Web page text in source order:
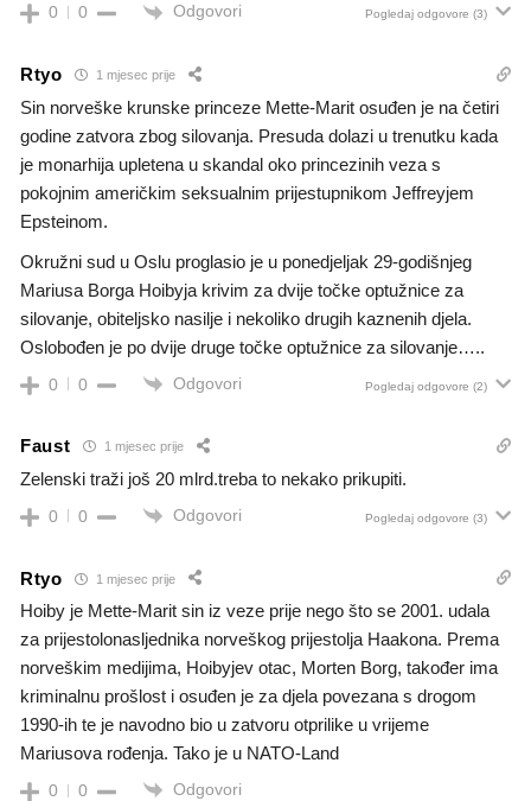
0 0 Odgovori Pogledaj odgovore (3)
Rtyo 1 mjesec prije
Sin norveške krunske princeze Mette-Marit osuđen je na četiri
godine zatvora zbog silovanja. Presuda dolazi u trenutku kada
je monarhija upletena u skandal oko princezinih veza s
pokojnim američkim seksualnim prijestupnikom Jeffreyjem
Epsteinom.
Okružni sud u Oslu proglasio je u ponedjeljak 29-godišnjeg
Mariusa Borga Hoibyja krivim za dvije točke optužnice za
silovanje, obiteljsko nasilje i nekoliko drugih kaznenih djela.
Oslobođen je po dvije druge točke optužnice za silovanje…..
0 0 Odgovori Pogledaj odgovore (2)
Faust 1 mjesec prije
Zelenski traži još 20 mlrd.treba to nekako prikupiti.
0 0 Odgovori Pogledaj odgovore (3)
Rtyo 1 mjesec prije
Hoiby je Mette-Marit sin iz veze prije nego što se 2001. udala
za prijestolonasljednika norveškog prijestolja Haakona. Prema
norveškim medijima, Hoibyjev otac, Morten Borg, također ima
kriminalnu prošlost i osuđen je za djela povezana s drogom
1990-ih te je navodno bio u zatvoru otprilike u vrijeme
Mariusova rođenja. Tako je u NATO-Land
0 0 Odgovori